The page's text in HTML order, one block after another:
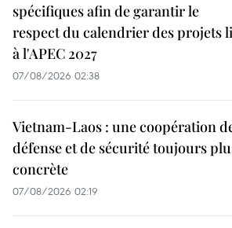
spécifiques afin de garantir le
respect du calendrier des projets
à l'APEC 2027
07/08/2026 02:38
Vietnam-Laos : une coopération
défense et de sécurité toujours
concrète
07/08/2026 02:19